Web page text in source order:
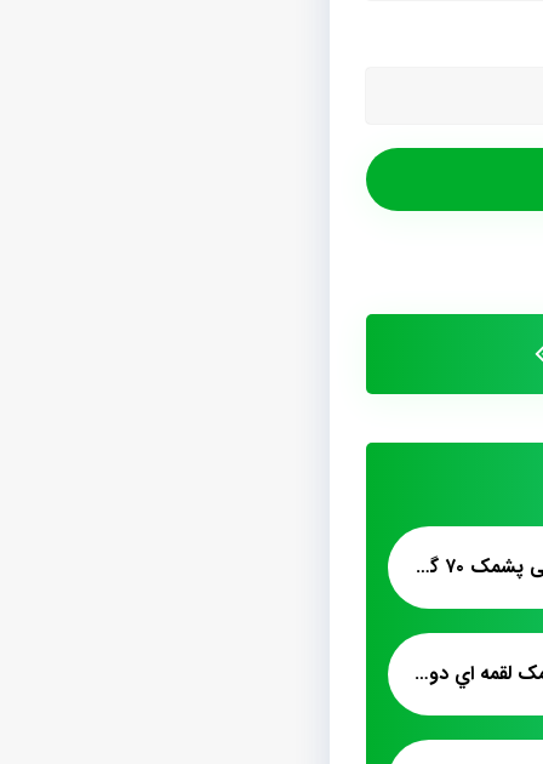
سفارش تولید صادراتی پشمک ۷۰ گرمی الیافی
نمايندگي پخش پشمک لقمه اي دوسر پيچ